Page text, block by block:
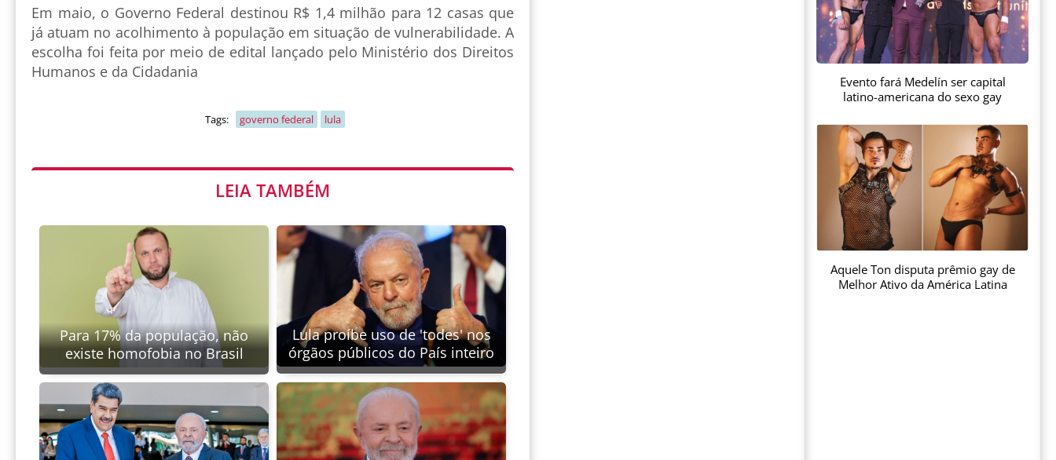
Em maio, o Governo Federal destinou R$ 1,4 milhão para 12 casas que
já atuam no acolhimento à população em situação de vulnerabilidade. A
escolha foi feita por meio de edital lançado pelo Ministério dos Direitos
Humanos e da Cidadania
Tags: governo federal lula
LEIA TAMBÉM
Para 17% da população, não
existe homofobia no Brasil
Lula proíbe uso de 'todes' nos
órgãos públicos do País inteiro
Evento fará Medelín ser capital
latino-americana do sexo gay
Aquele Ton disputa prêmio gay de
Melhor Ativo da América Latina